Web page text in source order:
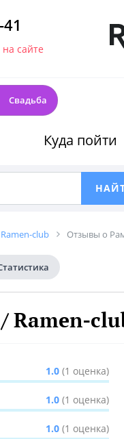
сайте
Свадьба
Куда пойти
club Отзывы о
Ramen-
1.0 (1 оценка)
1.0 (1 оценка)
1.0 (1 оценка)